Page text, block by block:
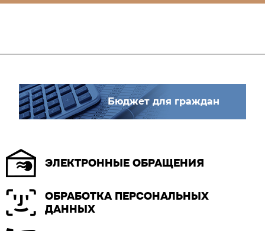
Бюджет для граждан
ЭЛЕКТРОННЫЕ ОБРАЩЕНИЯ
ОБРАБОТКА ПЕРСОНАЛЬНЫХ
ДАННЫХ